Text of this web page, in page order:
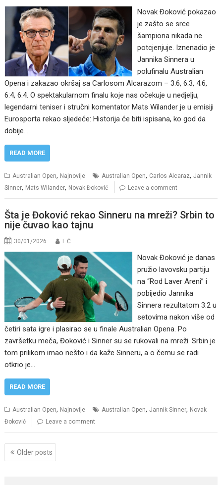
Novak Đoković pokazao
je zašto se srce
šampiona nikada ne
potcjenjuje. Iznenadio je
Jannika Sinnera u
polufinalu Australian
Opena i zakazao okršaj sa Carlosom Alcarazom – 3:6, 6:3, 4:6,
6:4, 6:4. O spektakularnom finalu koje nas očekuje u nedjelju,
legendarni teniser i stručni komentator Mats Wilander je u emisiji
Eurosporta rekao sljedeće: Historija će biti ispisana, ko god da
dobije.…
READ MORE
Australian Open, Najnovije Australian Open, Carlos Alcaraz,Jannik
Sinner, Mats Wilander, Novak Đoković Leave a comment
Šta je Đoković rekao Sinneru na mreži? Srbin to
nije čuvao kao tajnu
30/01/2026 I. Ć.
Novak Đoković je danas
pružio lavovsku partiju
na “Rod Laver Areni” i
pobijedio Jannika
Sinnera rezultatom 3:2 u
setovima nakon više od
četiri sata igre i plasirao se u finale Australian Opena. Po
završetku meča, Đoković i Sinner su se rukovali na mreži. Srbin je
tom prilikom imao nešto i da kaže Sinneru, a o čemu se radi
otkrio je…
READ MORE
Australian Open, Najnovije Australian Open,Jannik Sinner, Novak
Đoković
Leave a comment
Posts
navigation
Older posts